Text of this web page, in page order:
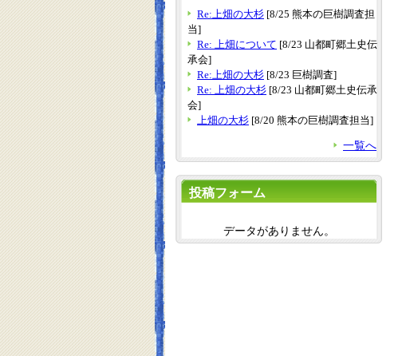
Re:上畑の大杉 [8/25 熊本の巨樹調査担
当]
Re: 上畑について [8/23 山都町郷土史伝
承会]
Re:上畑の大杉 [8/23 巨樹調査]
Re: 上畑の大杉 [8/23 山都町郷土史伝承
会]
上畑の大杉 [8/20 熊本の巨樹調査担当]
一覧へ
投稿フォーム
データがありません。